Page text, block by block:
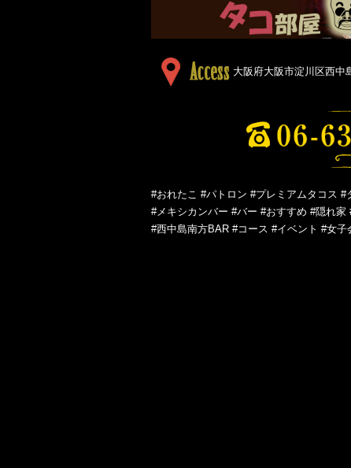
大阪府大阪市淀川区西
#おれたこ #パトロン #プレミアムタコス
#メキシカンバー #バー #おすすめ #隠れ
#西中島南方BAR #コース #イベント #女